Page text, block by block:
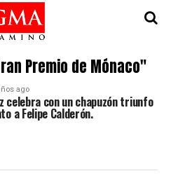
Premio de Mónaco"
ago
celebra con un chapuzón triunfo
a Felipe Calderón.